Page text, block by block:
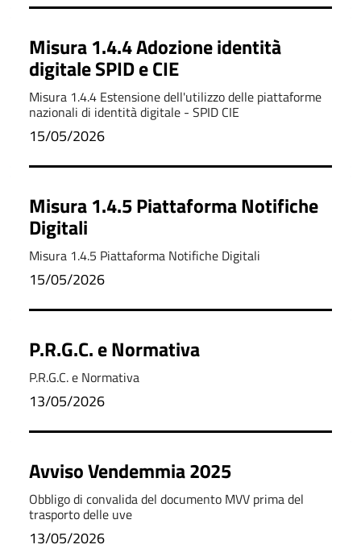
Misura 1.4.4 Adozione identità
digitale SPID e CIE
Misura 1.4.4 Estensione dell'utilizzo delle piattaforme
nazionali di identità digitale - SPID CIE
15/05/2026
Misura 1.4.5 Piattaforma Notifiche
Digitali
Misura 1.4.5 Piattaforma Notifiche Digitali
15/05/2026
P.R.G.C. e Normativa
P.R.G.C. e Normativa
13/05/2026
Avviso Vendemmia 2025
Obbligo di convalida del documento MVV prima del
trasporto delle uve
13/05/2026